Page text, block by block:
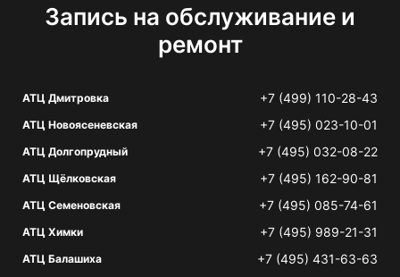
Запись на обслуживание и
ремонт
АТЦ Дмитровка +7 (499) 110-28-43
АТЦ Новоясеневская +7 (495) 023-10-01
АТЦ Долгопрудный +7 (495) 032-08-22
АТЦ Щёлковская +7 (495) 162-90-81
АТЦ Семеновская +7 (495) 085-74-61
АТЦ Химки +7 (495) 989-21-31
АТЦ Балашиха +7 (495) 431-63-63